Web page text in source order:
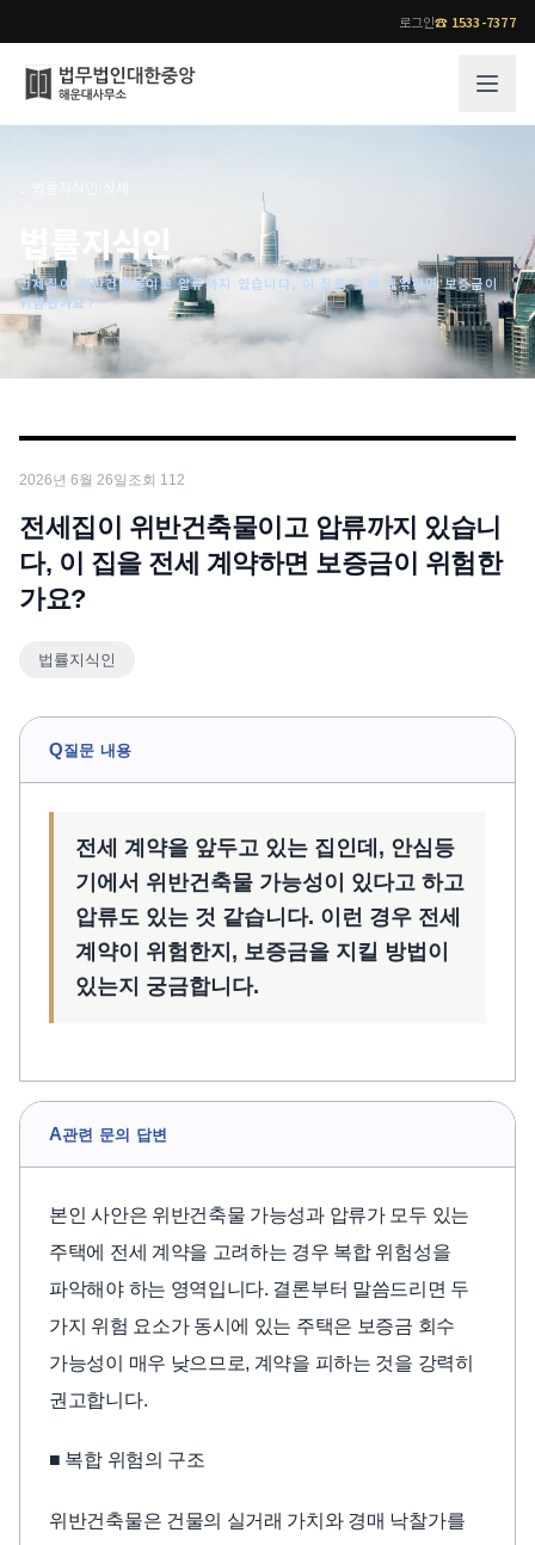
로그인☎ 1533-7377
오시는 길
통합검색
기업 인사이트
사례분석/최신동향
법률정보
소식/자료
언론보도
법률서식
법률지식인
전세집이 위반건축물이고 압류까지 있습니다, 이 집을 전세 계약하면 보증금이
위험한가요?
2026년 6월 26일 조회 112
전세집이 위반건축물이고 압류까지 있습니
다, 이 집을 전세 계약하면 보증금이 위험한
가요?
법률지식인
Q질문 내용
전세 계약을 앞두고 있는 집인데, 안심등
기에서 위반건축물 가능성이 있다고 하고
압류도 있는 것 같습니다. 이런 경우 전세
계약이 위험한지, 보증금을 지킬 방법이
있는지 궁금합니다.
A관련 문의 답변
본인 사안은 위반건축물 가능성과 압류가 모두 있는
주택에 전세 계약을 고려하는 경우 복합 위험성을
파악해야 하는 영역입니다. 결론부터 말씀드리면 두
가지 위험 요소가 동시에 있는 주택은 보증금 회수
가능성이 매우 낮으므로, 계약을 피하는 것을 강력히
권고합니다.
■ 복합 위험의 구조
위반건축물은 건물의 실거래 가치와 경매 낙찰가를